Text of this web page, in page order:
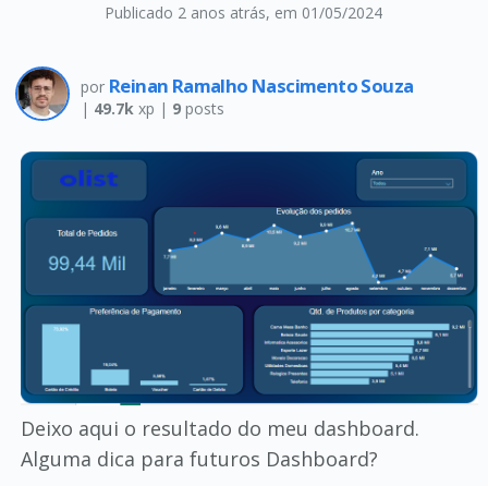
Publicado 2 anos atrás, em 01/05/2024
por Reinan Ramalho Nascimento Souza
| 49.7kxp | 9posts
Deixo aqui o resultado do meu dashboard.
Alguma dica para futuros Dashboard?